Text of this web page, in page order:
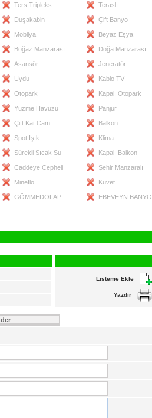
Ters Tripleks Teraslı
Duşakabin Çift Banyo
Mobilya Beyaz Eşya
Boğaz Manzarası Doğa Manzarası
Asansör Jeneratör
Uydu Kablo TV
Otopark Kapalı Otopark
Yüzme Havuzu Panjur
Çift Kat Cam Balkon
Spot Işık Klima
Sürekli Sıcak Su Kapalı Balkon
Caddeye Cepheli Şehir Manzaralı
Mineflo Küvet
GÖMMEDOLAP EBEVEYN BANYO
Listeme Ekle
Yazdır